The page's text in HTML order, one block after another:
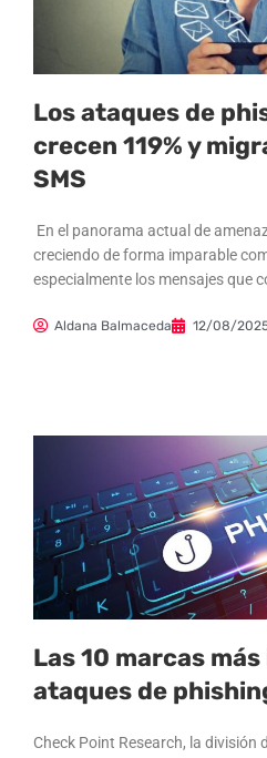
Los ataques de
crecen 119% y
SMS
En el panorama actual de
creciendo de forma imparable
especialmente los mensajes que
Aldana Balmaceda 12/08/
Las 10 marcas
ataques de
Check Point Research, la división